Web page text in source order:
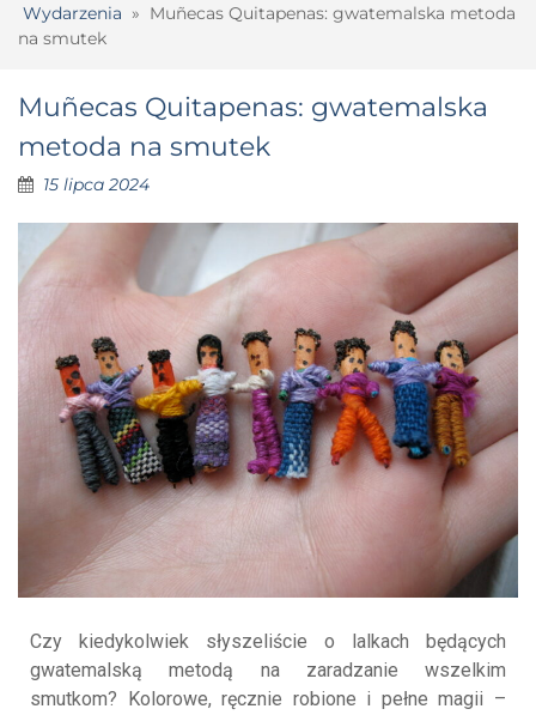
Wydarzenia » Muñecas Quitapenas: gwatemalska metoda
na smutek
Muñecas Quitapenas: gwatemalska
metoda na smutek
15 lipca 2024
Czy kiedykolwiek słyszeliście o lalkach będących
gwatemalską metodą na zaradzanie wszelkim
smutkom? Kolorowe, ręcznie robione i pełne magii –